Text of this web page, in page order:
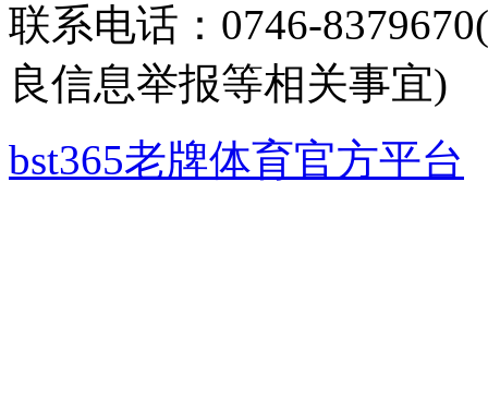
联系电话：0746-
良信息举报等相关事宜)
bst365老牌体育官方平台